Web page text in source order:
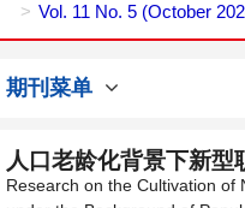
Vol. 11 No. 5 (October
期刊菜单
人口老龄化背景下新型
Research on the Cultivation of